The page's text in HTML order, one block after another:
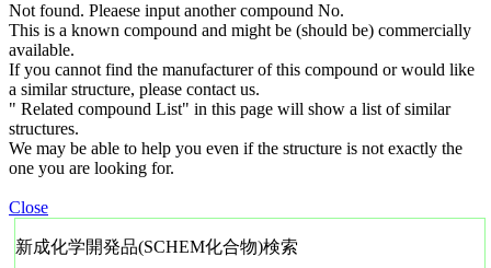
Not found. Pleaese input another compound No.
This is a known compound and might be (should be) commercially
available.
If you cannot find the manufacturer of this compound or would like
a similar structure, please contact us.
" Related compound List" in this page will show a list of similar
structures.
We may be able to help you even if the structure is not exactly the
one you are looking for.
Close
新成化学開発品(SCHEM化合物)検索